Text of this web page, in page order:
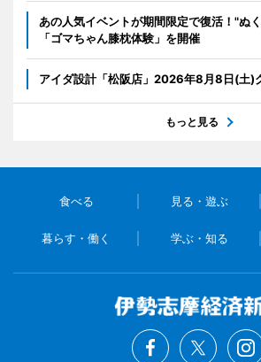
あの人気イベントが期間限定で復活！"ぬ
「ゴマちゃん膝枕体験」を開催
アイダ設計「松阪店」2026年8月8日(土)
もっと見る
食べる 見る・遊ぶ
暮らす・働く 学ぶ・知る